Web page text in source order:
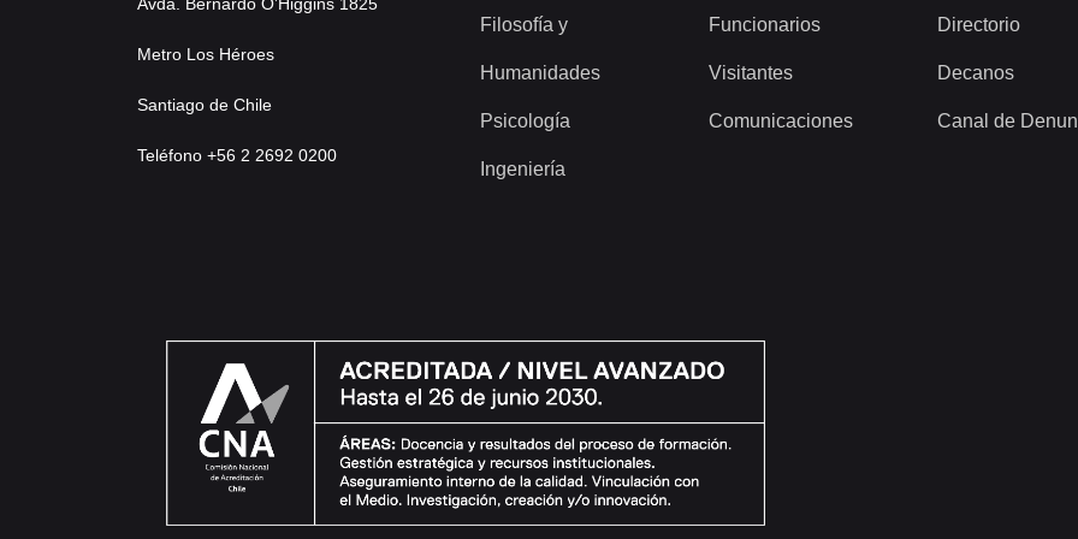
Avda. Bernardo O’Higgins 1825
Metro Los Héroes
Santiago de Chile
Teléfono +56 2 2692 0200
Filosofía y
Humanidades
Psicología
Ingeniería
Funcionarios
Visitantes
Comunicaciones
Directorio
Decanos
Canal de